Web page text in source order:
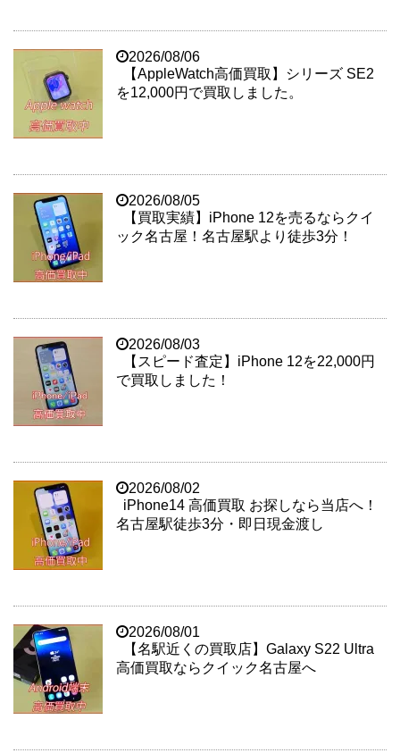
2026/08/06
【AppleWatch高価買取】シリーズ SE2
を12,000円で買取しました。
2026/08/05
【買取実績】iPhone 12を売るならクイ
ック名古屋！名古屋駅より徒歩3分！
2026/08/03
【スピード査定】iPhone 12を22,000円
で買取しました！
2026/08/02
iPhone14 高価買取 お探しなら当店へ！
名古屋駅徒歩3分・即日現金渡し
2026/08/01
【名駅近くの買取店】Galaxy S22 Ultra
高価買取ならクイック名古屋へ